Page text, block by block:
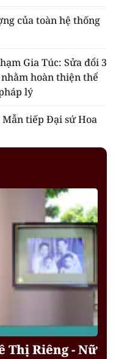
của toàn hệ thống
Gia Túc: Sửa đổi 3
hoàn thiện thể
lý
tiếp Đại sứ Hoa
Thị Riêng - Nữ